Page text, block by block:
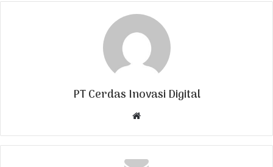
PT Cerdas Inovasi Digital
b
s